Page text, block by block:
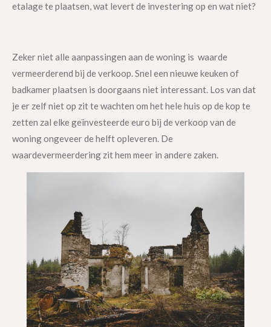
etalage te plaatsen, wat levert de investering op en wat niet?
Zeker niet alle aanpassingen aan de woning is waarde
vermeerderend bij de verkoop. Snel een nieuwe keuken of
badkamer plaatsen is doorgaans niet interessant. Los van dat
je er zelf niet op zit te wachten om het hele huis op de kop te
zetten zal elke geïnvesteerde euro bij de verkoop van de
woning ongeveer de helft opleveren. De
waardevermeerdering zit hem meer in andere zaken.